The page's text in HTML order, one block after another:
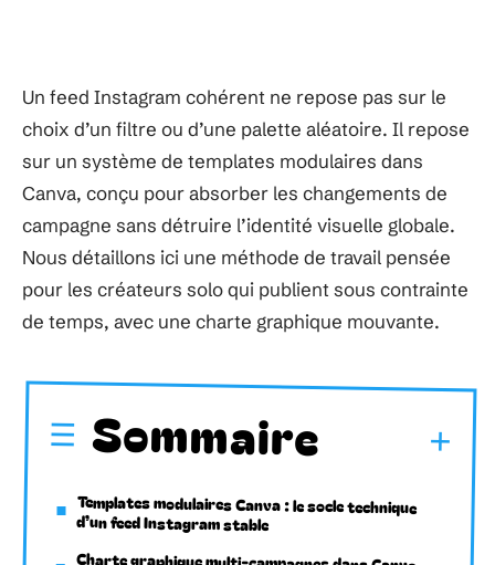
Un feed Instagram cohérent ne repose pas sur le
choix d’un filtre ou d’une palette aléatoire. Il repose
sur un système de templates modulaires dans
Canva, conçu pour absorber les changements de
campagne sans détruire l’identité visuelle globale.
Nous détaillons ici une méthode de travail pensée
pour les créateurs solo qui publient sous contrainte
de temps, avec une charte graphique mouvante.
Sommaire
Templates modulaires Canva : le socle technique
d’un feed Instagram stable